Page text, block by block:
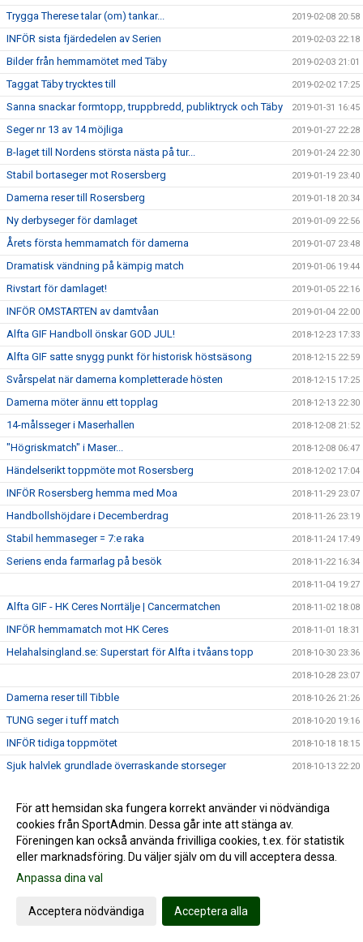
Trygga Therese talar (om) tankar... 2019-02-08 20:58
INFÖR sista fjärdedelen av Serien 2019-02-03 22:18
Bilder från hemmamötet med Täby 2019-02-03 21:01
Taggat Täby trycktes till 2019-02-02 17:25
Sanna snackar formtopp, truppbredd, publiktryck och Täby 2019-01-31 16:45
Seger nr 13 av 14 möjliga 2019-01-27 22:28
B-laget till Nordens största nästa på tur... 2019-01-24 22:30
Stabil bortaseger mot Rosersberg 2019-01-19 23:40
Damerna reser till Rosersberg 2019-01-18 20:34
Ny derbyseger för damlaget 2019-01-09 22:56
Årets första hemmamatch för damerna 2019-01-07 23:48
Dramatisk vändning på kämpig match 2019-01-06 19:44
Rivstart för damlaget! 2019-01-05 22:16
INFÖR OMSTARTEN av damtvåan 2019-01-04 22:00
Alfta GIF Handboll önskar GOD JUL! 2018-12-23 17:33
Alfta GIF satte snygg punkt för historisk höstsäsong 2018-12-15 22:59
Svårspelat när damerna kompletterade hösten 2018-12-15 17:25
Damerna möter ännu ett topplag 2018-12-13 22:30
14-målsseger i Maserhallen 2018-12-08 21:52
"Högriskmatch" i Maser... 2018-12-08 06:47
Händelserikt toppmöte mot Rosersberg 2018-12-02 17:04
INFÖR Rosersberg hemma med Moa 2018-11-29 23:07
Handbollshöjdare i Decemberdrag 2018-11-26 23:19
Stabil hemmaseger = 7:e raka 2018-11-24 17:49
Seriens enda farmarlag på besök 2018-11-22 16:34
2018-11-04 19:27
Alfta GIF - HK Ceres Norrtälje | Cancermatchen 2018-11-02 18:08
INFÖR hemmamatch mot HK Ceres 2018-11-01 18:31
Helahalsingland.se: Superstart för Alfta i tvåans topp 2018-10-30 23:36
2018-10-28 23:07
Damerna reser till Tibble 2018-10-26 21:26
TUNG seger i tuff match 2018-10-20 19:16
INFÖR tidiga toppmötet 2018-10-18 18:15
Sjuk halvlek grundlade överraskande storseger 2018-10-13 22:20
Mål av Thessan i frustrerande seger 2018-10-06 17:14
Inför hemmapremiären 2018-10-05 16:03
Säker premiärseger i märklig match 2018-09-30 21:05
Bred bas och bra mix när Alfta laddar om i tvåan
För att hemsidan ska fungera korrekt använder vi nödvändiga
cookies från SportAdmin. Dessa går inte att stänga av.
Föreningen kan också använda frivilliga cookies, t.ex. för statistik
eller marknadsföring. Du väljer själv om du vill acceptera dessa.
Anpassa dina val
Acceptera nödvändiga Acceptera alla